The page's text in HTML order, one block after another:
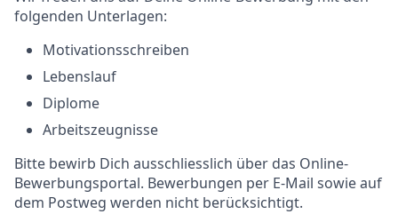
folgenden Unterlagen:
Motivationsschreiben
Lebenslauf
Diplome
Arbeitszeugnisse
Bitte bewirb Dich ausschliesslich über das Online-
Bewerbungsportal. Bewerbungen per E-Mail sowie auf
dem Postweg werden nicht berücksichtigt.